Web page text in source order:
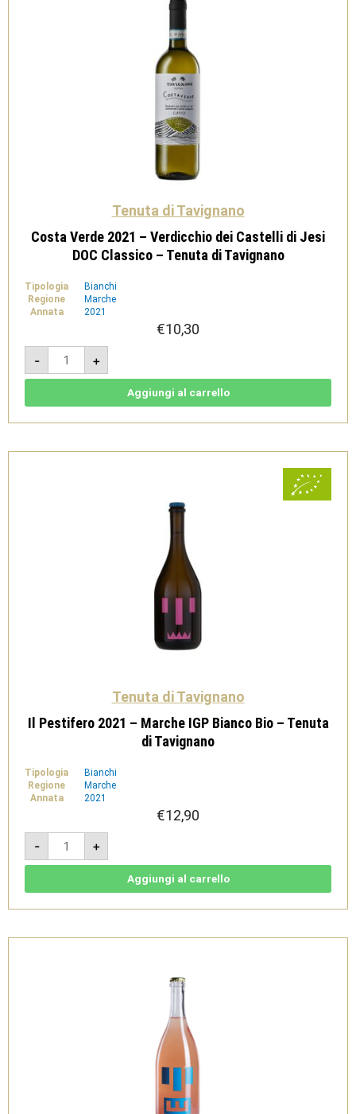
Tenuta di Tavignano
Costa Verde 2021 – Verdicchio dei Castelli di Jesi
DOC Classico – Tenuta di Tavignano
Tipologia
Bianchi
Regione
Marche
Annata
2021
€10,30
-
Costa
Verde
2021
-
di
Classico
+
Aggiungi al carrello
Tenuta di Tavignano
Il Pestifero 2021 – Marche IGP Bianco Bio – Tenuta
di Tavignano
Tipologia
Bianchi
Regione
Marche
Annata
2021
€12,90
-
Il
Pestifero
2021
-
Bio
di
+
Aggiungi al carrello